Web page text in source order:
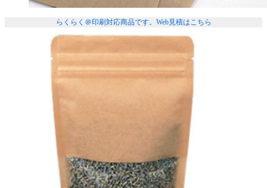
らくらく＠印刷対応商品です。 Web見積はこちら